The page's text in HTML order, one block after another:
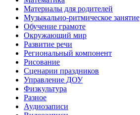
Материалы для родителей
Музыкально-ритмическое занятие
Обучение грамоте
Окружающий мир
Развитие речи
Региональный компонент
Рисование
Сценарии праздников
Управление ДОУ
Физкультура
Разное
Аудиозаписи